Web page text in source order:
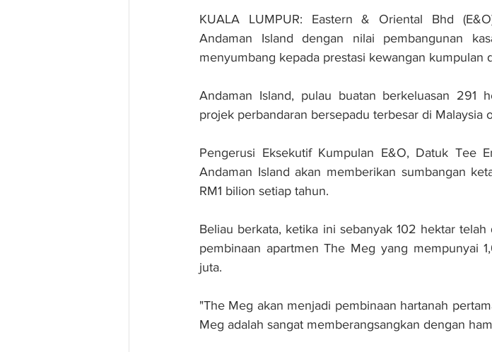
KUALA LUMPUR: Eastern & Oriental Bhd
Andaman Island dengan nilai pembangunan
menyumbang kepada prestasi kewangan kumpulan
Andaman Island, pulau buatan berkeluasan 291
projek perbandaran bersepadu terbesar di Malaysia
Pengerusi Eksekutif Kumpulan E&O, Datuk Tee
Andaman Island akan memberikan sumbangan
RM1 bilion setiap tahun.
Beliau berkata, ketika ini sebanyak 102 hektar
pembinaan apartmen The Meg yang mempunyai
juta.
"The Meg akan menjadi pembinaan hartanah
Meg adalah sangat memberangsangkan dengan